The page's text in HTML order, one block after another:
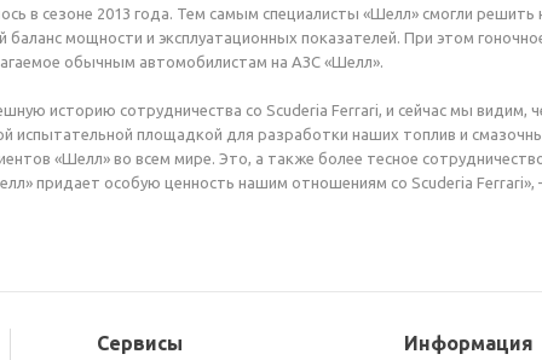
в сезоне 2013 года. Тем самым специалисты «Шелл» смогли
мощности и эксплуатационных показателей. При этом
обычным автомобилистам на АЗС «Шелл».
историю сотрудничества со Scuderia Ferrari, и сейчас мы
испытательной площадкой для разработки наших топлив и
«Шелл» во всем мире. Это, а также более тесное
придает особую ценность нашим отношениям со Scuderia
Сервисы Информация